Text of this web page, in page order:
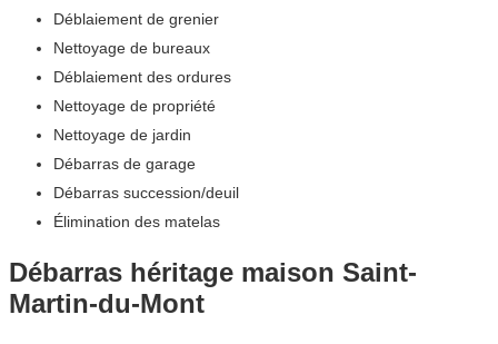
Déblaiement de grenier
Nettoyage de bureaux
Déblaiement des ordures
Nettoyage de propriété
Nettoyage de jardin
Débarras de garage
Débarras succession/deuil
Élimination des matelas
Débarras héritage maison Saint-
Martin-du-Mont